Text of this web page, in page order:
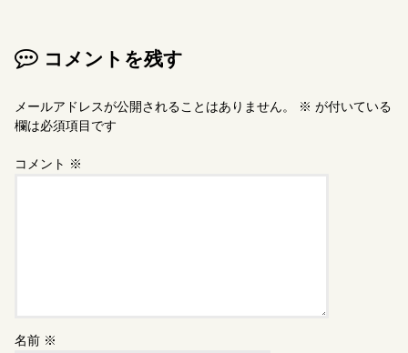
コメントを残す
メールアドレスが公開されることはありません。 ※ が付いている
欄は必須項目です
コメント ※
名前 ※